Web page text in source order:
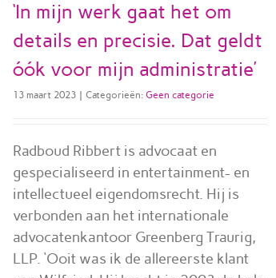
‘In mijn werk gaat het om
details en precisie. Dat geldt
óók voor mijn administratie’
13 maart 2023 | Categorieën: Geen categorie
Radboud Ribbert is advocaat en
gespecialiseerd in entertainment- en
intellectueel eigendomsrecht. Hij is
verbonden aan het internationale
advocatenkantoor Greenberg Traurig,
LLP. ‘Ooit was ik de allereerste klant